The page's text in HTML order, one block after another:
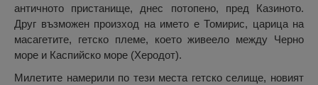
античното пристанище, днес потопено, пред Казиното.
Друг възможен произход на името е Томирис, царица на
масагетите, гетско племе, което живеело между Черно
море и Каспийско море (Херодот).
Милетите намерили по тези места гетско селище, новият